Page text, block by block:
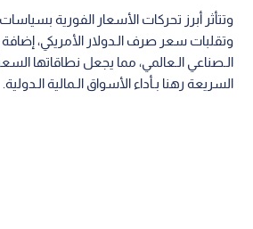
وتتأثر أبرز تحركات الأسعار الفورية بسياسات
وتقلبات سعر صرف الـدولار الأمريكي،
الـصناعي الـعالمي، مما يجعل نطاقاتها
السريعة رهنا بـأداء الأسواق الـمالية الـدولية.